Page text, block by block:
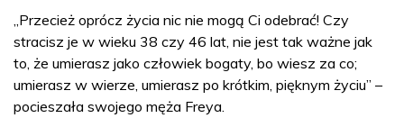
„Przecież oprócz życia nic nie mogą Ci odebrać! Czy
stracisz je w wieku 38 czy 46 lat, nie jest tak ważne jak
to, że umierasz jako człowiek bogaty, bo wiesz za co;
umierasz w wierze, umierasz po krótkim, pięknym życiu” –
pocieszała swojego męża Freya.